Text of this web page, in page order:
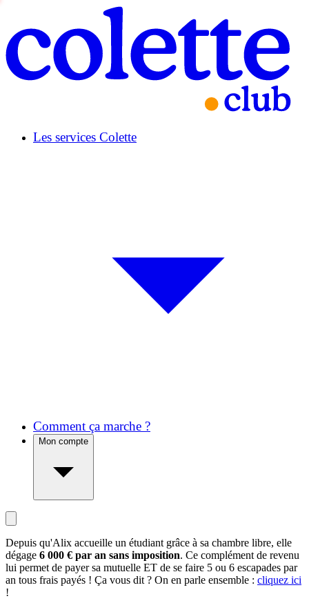
Les services Colette
Comment ça marche ?
Mon compte
Depuis qu'Alix accueille un étudiant grâce à sa chambre libre, elle
dégage 6 000 € par an sans imposition. Ce complément de revenu
lui permet de payer sa mutuelle ET de se faire 5 ou 6 escapades par
an tous frais payés ! Ça vous dit ? On en parle ensemble : cliquez ici
!